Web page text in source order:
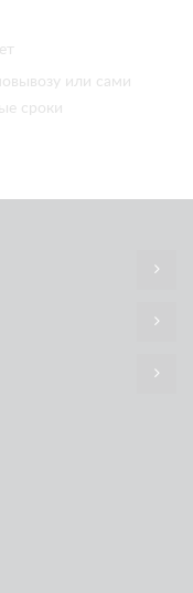
или сами
сроки